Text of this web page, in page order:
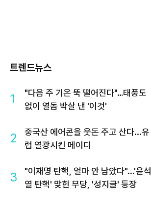
트렌드뉴스
1
"다음 주 기온 뚝 떨어진다"…태풍도
없이 열돔 박살 낸 '이것'
2
중국산 에어콘을 웃돈 주고 산다...유
럽 열광시킨 메이디
3
"이재명 탄핵, 얼마 안 남았다"...'윤석
열 탄핵' 맞힌 무당, '성지글' 등장